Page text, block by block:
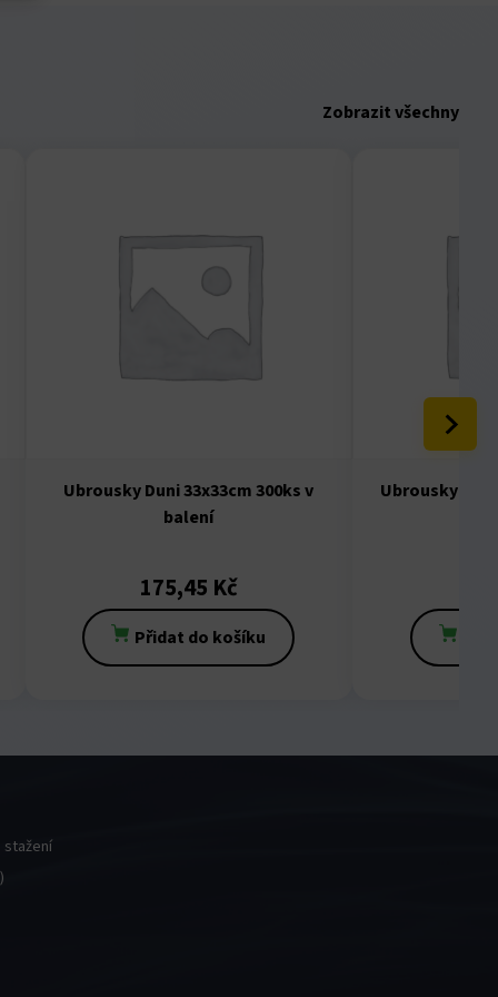
Zobrazit všechny
Ubrousky Duni 33x33cm 300ks v
balení
175,45 Kč
Přidat do košíku
Ubrousky
stažení